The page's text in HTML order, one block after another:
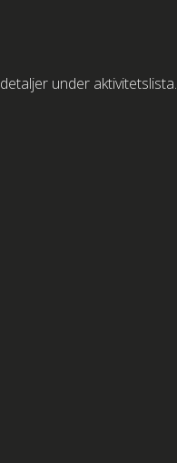
under aktivitetslista.